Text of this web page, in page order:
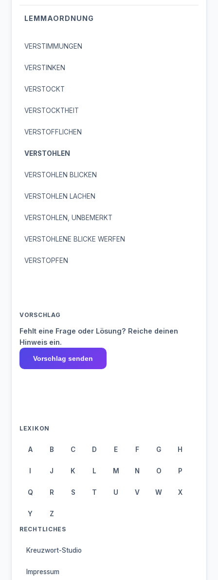
LEMMAORDNUNG
VERSTIMMUNGEN
VERSTINKEN
VERSTOCKT
VERSTOCKTHEIT
VERSTOFFLICHEN
VERSTOHLEN
VERSTOHLEN BLICKEN
VERSTOHLEN LACHEN
VERSTOHLEN, UNBEMERKT
VERSTOHLENE BLICKE WERFEN
VERSTOPFEN
VORSCHLAG
Fehlt eine Frage oder Lösung? Reiche deinen
Hinweis ein.
Vorschlag senden
LEXIKON
A B C D E F G H
I J K L M N O P
Q R S T U V W X
Y Z
RECHTLICHES
Kreuzwort-Studio
Impressum